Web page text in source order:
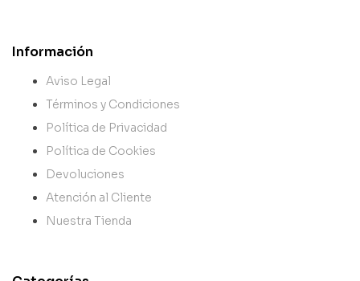
Información
Aviso Legal
Términos y Condiciones
Política de Privacidad
Política de Cookies
Devoluciones
Atención al Cliente
Nuestra Tienda